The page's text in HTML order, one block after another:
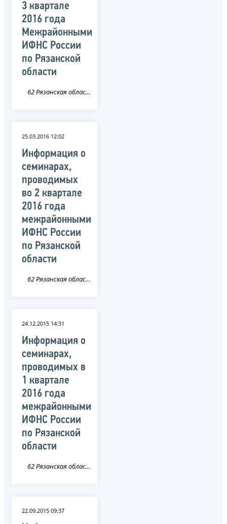
3 квартале
2016 года
Межрайонными
ИФНС России
по Рязанской
области
62 Рязанская область
25.03.2016 12:02
Информация о
семинарах,
проводимых
во 2 квартале
2016 года
межрайонными
ИФНС России
по Рязанской
области
62 Рязанская область
24.12.2015 14:31
Информация о
семинарах,
проводимых в
1 квартале
2016 года
межрайонными
ИФНС России
по Рязанской
области
62 Рязанская область
22.09.2015 09:37